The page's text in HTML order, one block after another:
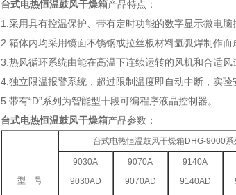
台式电热恒温鼓风干燥箱产品特点：
1.采用具有控温保护、带有定时功能的数字显示微电脑
2.箱体内均采用镜面不锈钢或拉丝板材料氩弧焊制作
3.热风循环系统由能在高温下连续运转的风机和合适风
4.独立限温报警系统，超过限制温度即自动中断，实
5.带有“D”系列为智能型十段可编程序液晶控制器。
台式电热恒温鼓风干燥箱产品参数：
型 号
台式电热恒温鼓风干燥箱DHG-9000系
9030A
9030AD
9070A
9070AD
9140A
9140AD